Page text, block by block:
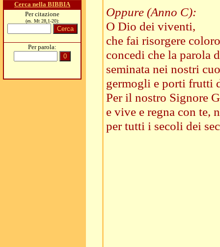
Cerca nella BIBBIA
Per citazione
(es. Mt 28,1-20):
Per parola:
Oppure (Anno C):
O Dio dei viventi,
che fai risorgere
concedi che la parola
seminata nei nostri
germogli e porti frutti
Per il nostro Signore
e vive e regna con te,
per tutti i secoli dei